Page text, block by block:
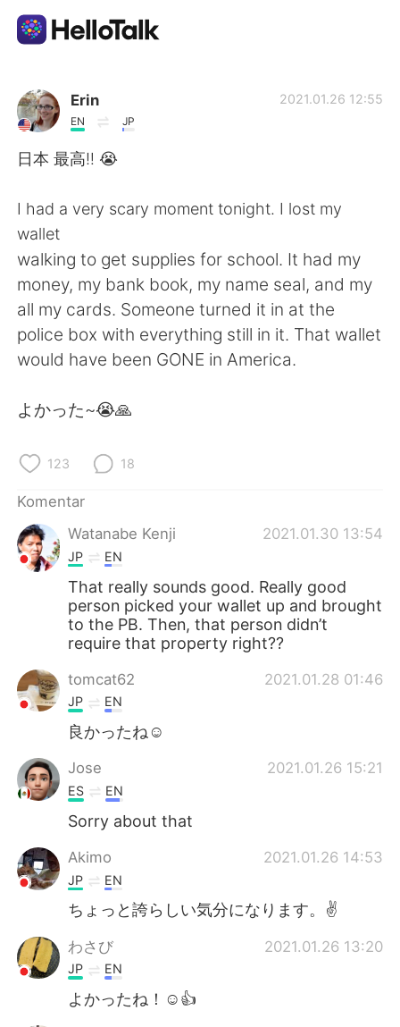
Aplikasi Pertukaran Bahasa
AI Grammar Checker
English 简体中文
繁體中文 Español
العربية Français
Deutsch
ไทย
Türkçe Tiếng Việt
Português
Erin
EN JP
2021.01.26 12:55
日本 最高‼︎ 😭
I had a very scary moment tonight. I lost my
wallet
walking to get supplies for school. It had my
money, my bank book, my name seal, and my
all my cards. Someone turned it in at the
police box with everything still in it. That wallet
would have been GONE in America.
よかった~😭🙏
123 18
Komentar
Watanabe Kenji
2021.01.30 13:54
JP EN
That really sounds good. Really good
person picked your wallet up and brought
to the PB. Then, that person didn’t
require that property right??
tomcat62 2021.01.28 01:46
JP EN
良かったね☺️
Jose 2021.01.26 15:21
ES EN
Sorry about that
Akimo 2021.01.26 14:53
JP EN
ちょっと誇らしい気分になります。✌️
わさび 2021.01.26 13:20
JP EN
よかったね！☺️👍